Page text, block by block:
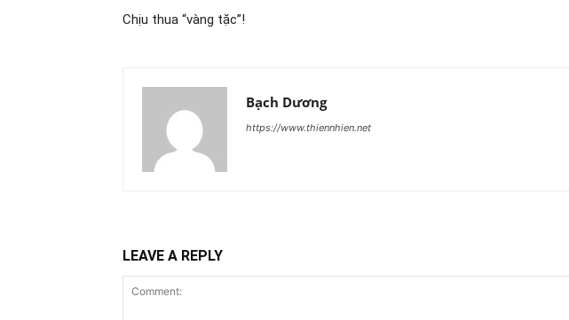
Chịu thua “vàng tặc”!
Bạch Dương
https://www.thiennhien.net
LEAVE A REPLY